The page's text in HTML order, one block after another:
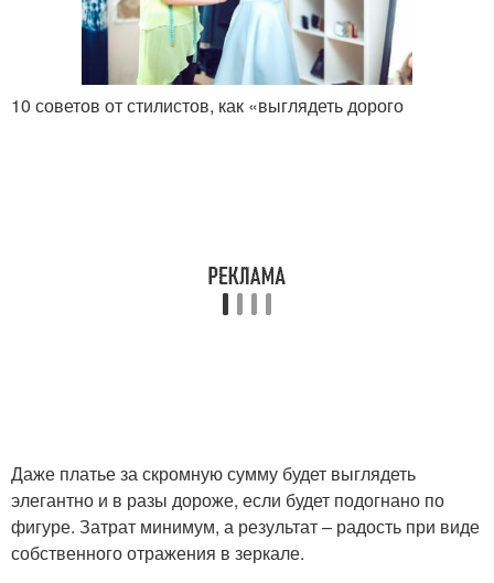
10 советов от стилистов, как «выглядеть дорого
Даже платье за скромную сумму будет выглядеть
элегантно и в разы дороже, если будет подогнано по
фигуре. Затрат минимум, а результат – радость при виде
собственного отражения в зеркале.